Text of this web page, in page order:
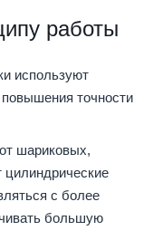
работы
используют
точности
шариковых,
цилиндрические
с более
большую